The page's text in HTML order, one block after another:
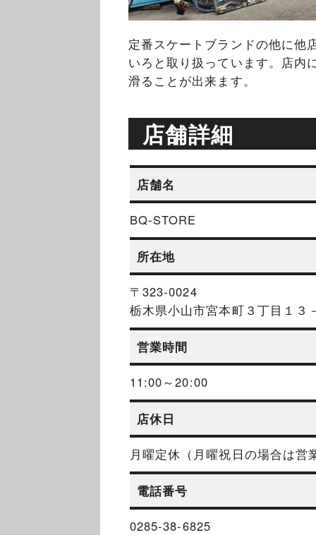
定番スケートブランドの他に他
いろと取り扱っています。店内
滑ることが出来ます。
店舗詳細
店舗名
BQ-STORE
所在地
〒323-0024
栃木県小山市宮本町３丁目１３
営業時間
11:00～20:00
店休日
月曜定休（月曜祝日の場合は営
電話番号
0285-38-6825